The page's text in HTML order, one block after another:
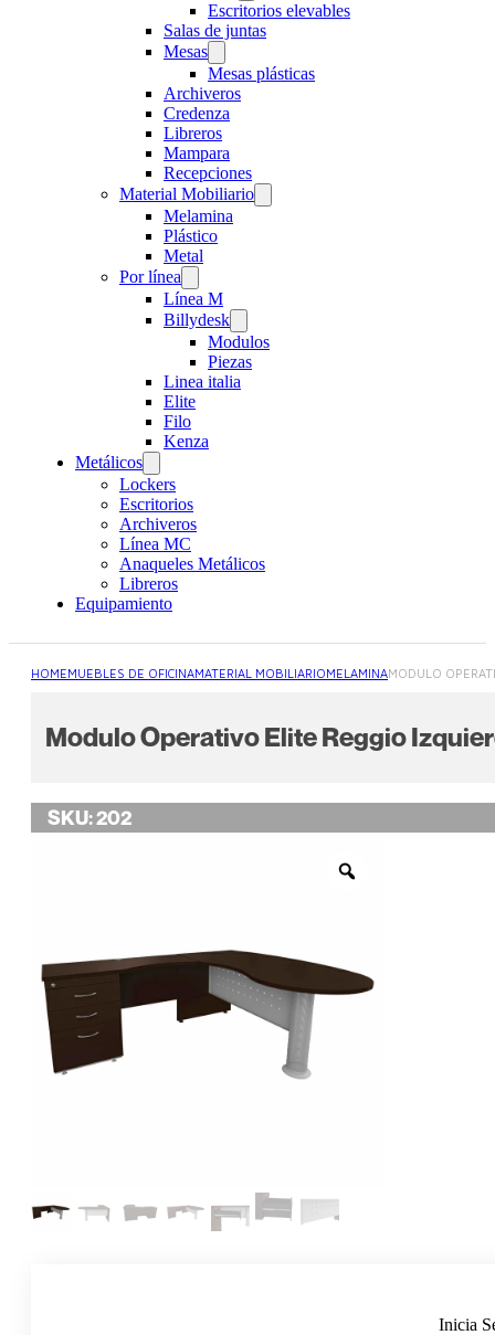
Escritorios elevables
Salas de juntas
Mesas
Mesas plásticas
Archiveros
Credenza
Libreros
Mampara
Recepciones
Material Mobiliario
Melamina
Plástico
Metal
Por línea
Línea M
Billydesk
Modulos
Piezas
Linea italia
Elite
Filo
Kenza
Metálicos
Lockers
Escritorios
Archiveros
Línea MC
Anaqueles Metálicos
Libreros
Equipamiento
HOMEMUEBLES DE OFICINAMATERIAL MOBILIARIOMELAMINAMODULO
Modulo Operativo Elite Reggio
SKU:202
Inicia